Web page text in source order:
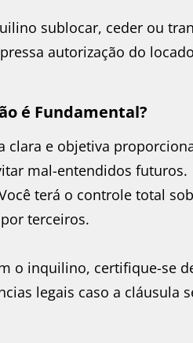
sublocar, ceder ou
autorização do
é Fundamental?
clara e objetiva
mal-entendidos futuros.
terá o controle total
terceiros.
o inquilino, certifique-se
legais caso a cláusula